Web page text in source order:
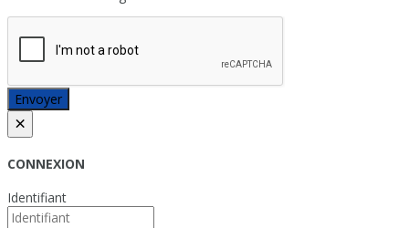
Envoyer
×
CONNEXION
Identifiant